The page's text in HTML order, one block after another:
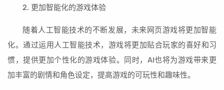
2. 更加智能化的游戏体验
随着人工智能技术的不断发展，未来网页游戏将更加智能
化。通过运用人工智能技术，游戏将更加贴合玩家的喜好和习
惯，提供更加个性化的游戏体验。同时，AI也将为游戏带来更
加丰富的剧情和角色设定，提高游戏的可玩性和趣味性。